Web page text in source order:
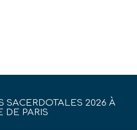
SACERDOTALES 2026 À
DE PARIS